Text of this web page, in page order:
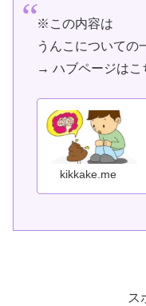
※この内容は
うんこについての
→ ハブページはこ
kikkake.me
ス